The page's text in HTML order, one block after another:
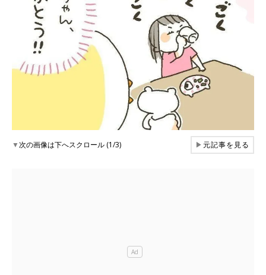
▼次の画像は下へスクロール (1/3) ▶元記事を見る